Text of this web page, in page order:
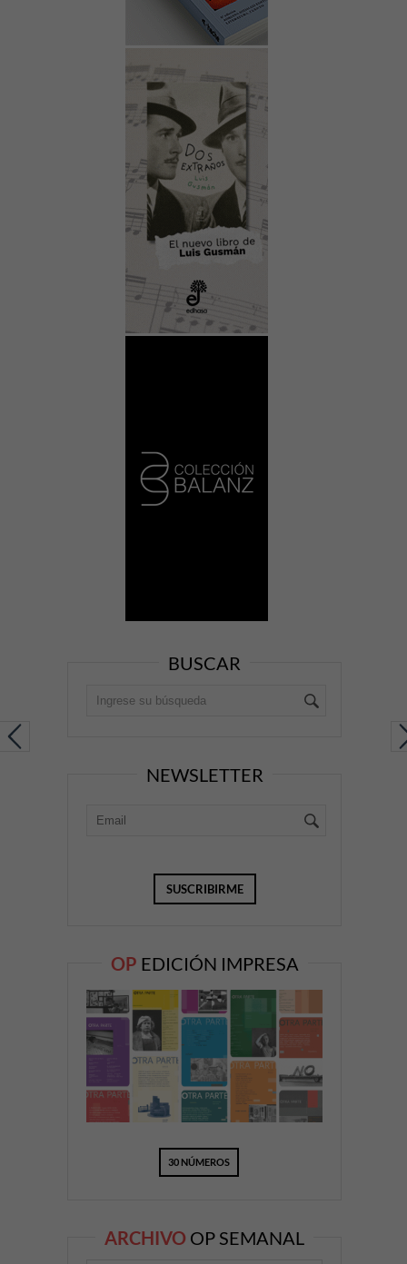
BUSCAR
NEWSLETTER
OP EDICIÓN IMPRESA
30 NÚMEROS
ARCHIVO OP SEMANAL